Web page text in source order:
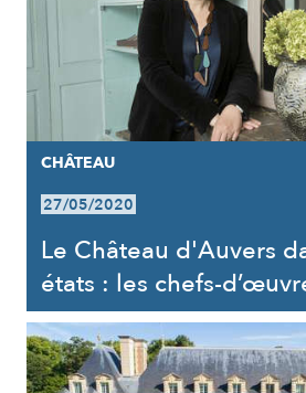
CHÂTEAU
27/05/2020
Le Château d'Auvers
états : les chefs-